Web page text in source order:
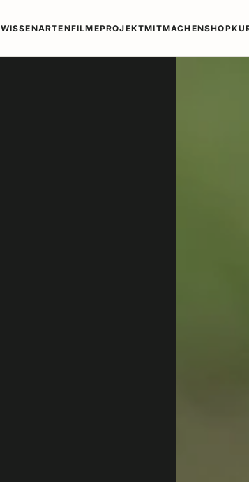
WISSENARTENFILMEPROJEKTMITMACHENSHOP